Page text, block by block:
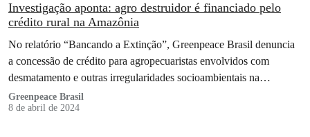
Investigação aponta: agro destruidor é financiado pelo
crédito rural na Amazônia
No relatório “Bancando a Extinção”, Greenpeace Brasil denuncia
a concessão de crédito para agropecuaristas envolvidos com
desmatamento e outras irregularidades socioambientais na
Amazônia
Greenpeace Brasil
8 de abril de 2024